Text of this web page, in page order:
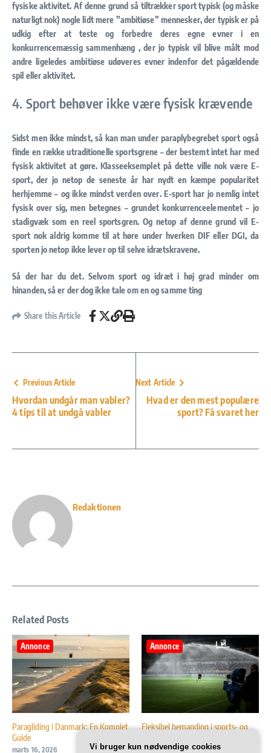
fysiske aktivitet. Af denne grund så tiltrækker sport typisk (og måske
naturligt nok) nogle lidt mere ”ambitiøse” mennesker, der typisk er på
udkig efter at teste og forbedre deres egne evner i en
konkurrencemæssig sammenhæng , der jo typisk vil blive målt mod
andre ligeledes ambitiøse udøveres evner indenfor det pågældende
spil eller aktivitet.
4. Sport behøver ikke være fysisk krævende
Sidst men ikke mindst, så kan man under paraplybegrebet sport også
finde en række utraditionelle sportsgrene – der bestemt intet har med
fysisk aktivitet at gøre. Klasseeksemplet på dette ville nok være E-
sport, der jo netop de seneste år har nydt en kæmpe popularitet
herhjemme – og ikke mindst verden over. E-sport har jo nemlig intet
fysisk over sig, men betegnes – grundet konkurrenceelementet – jo
stadigvæk som en reel sportsgren. Og netop af denne grund vil E-
sport nok aldrig komme til at høre under hverken DIF eller DGI, da
sporten jo netop ikke lever op til selve idrætskravene.
Så der har du det. Selvom sport og idræt i høj grad minder om
hinanden, så er der dog ikke tale om en og samme ting
Share this Article
Previous Article
Hvordan undgår man vabler?
4 tips til at undgå vabler
Next Article
Hvad er den mest populære
sport? Få svaret her
Redaktionen
Related Posts
Annonce
Paragliding i Danmark: En Komplet
Guide
marts 16, 2026
Annonce
Fleksibel bemanding i sports- og
februar 12, 2026
Vi bruger kun nødvendige cookies